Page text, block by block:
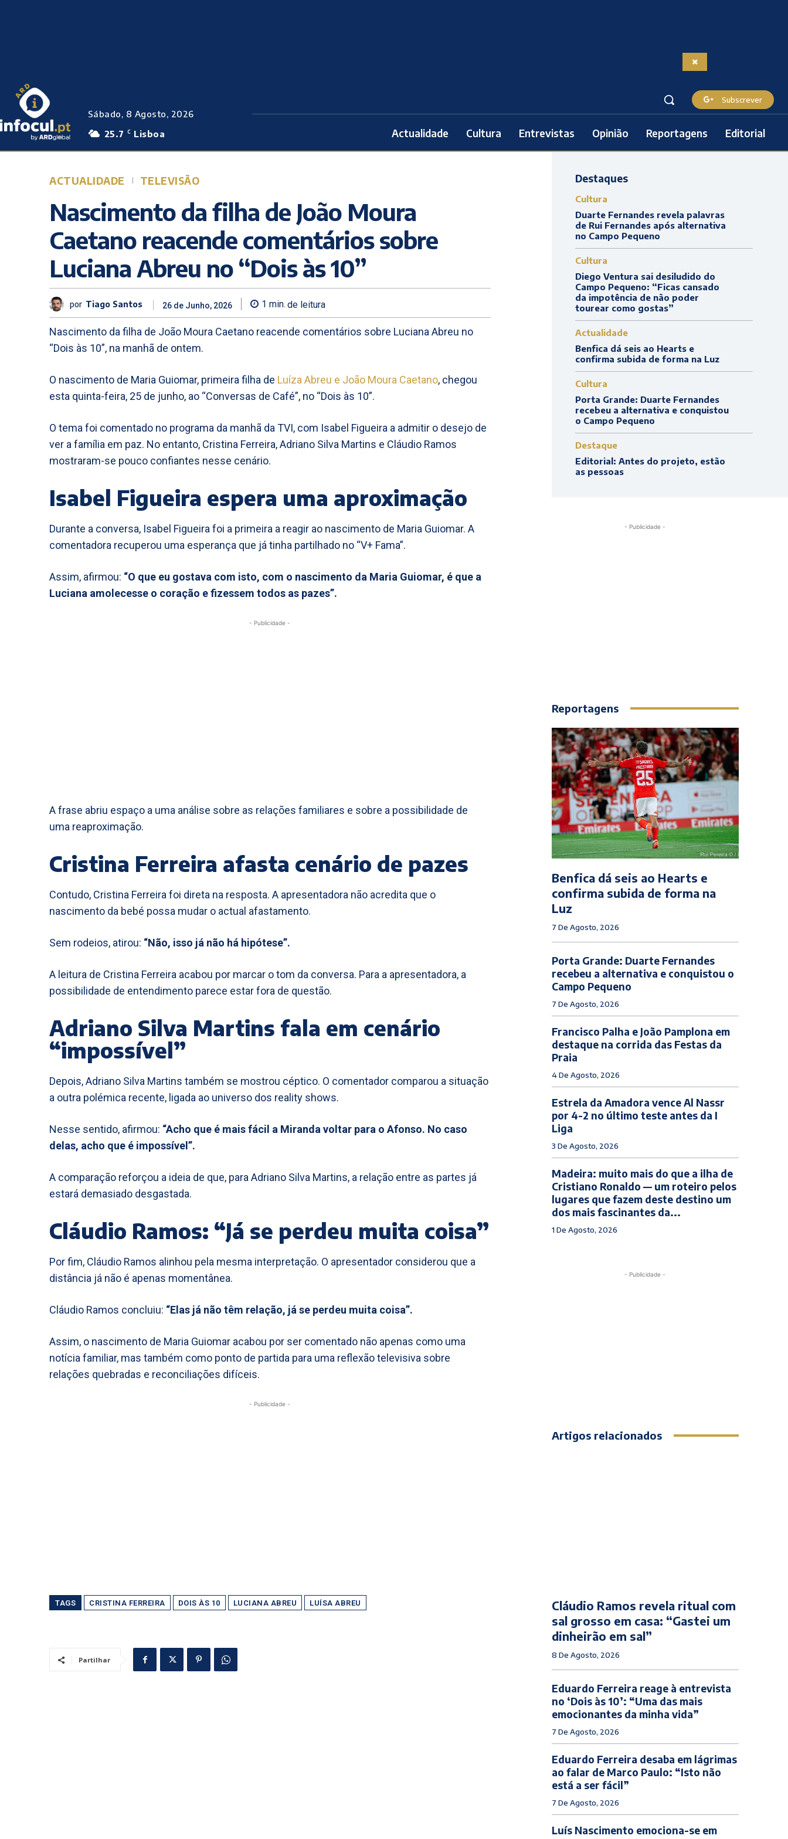
Sábado, 8 Agosto, 2026
25.7
C Lisboa
Subscrever
Actualidade Cultura Entrevistas Opinião Reportagens Editorial
ACTUALIDADE TELEVISÃO
Nascimento da filha de João Moura
Caetano reacende comentários sobre
Luciana Abreu no “Dois às 10”
por Tiago Santos 26 de Junho, 2026 1 min. de leitura
Nascimento da filha de João Moura Caetano reacende comentários sobre Luciana Abreu no
“Dois às 10”, na manhã de ontem.
O nascimento de Maria Guiomar, primeira filha de Luíza Abreu e João Moura Caetano, chegou
esta quinta-feira, 25 de junho, ao “Conversas de Café”, no “Dois às 10”.
O tema foi comentado no programa da manhã da TVI, com Isabel Figueira a admitir o desejo de
ver a família em paz. No entanto, Cristina Ferreira, Adriano Silva Martins e Cláudio Ramos
mostraram-se pouco confiantes nesse cenário.
Isabel Figueira espera uma aproximação
Durante a conversa, Isabel Figueira foi a primeira a reagir ao nascimento de Maria Guiomar. A
comentadora recuperou uma esperança que já tinha partilhado no “V+ Fama”.
Assim, afirmou: “O que eu gostava com isto, com o nascimento da Maria Guiomar, é que a
Luciana amolecesse o coração e fizessem todos as pazes”.
- Publicidade -
A frase abriu espaço a uma análise sobre as relações familiares e sobre a possibilidade de
uma reaproximação.
Cristina Ferreira afasta cenário de pazes
Contudo, Cristina Ferreira foi direta na resposta. A apresentadora não acredita que o
nascimento da bebé possa mudar o actual afastamento.
Sem rodeios, atirou: “Não, isso já não há hipótese”.
A leitura de Cristina Ferreira acabou por marcar o tom da conversa. Para a apresentadora, a
possibilidade de entendimento parece estar fora de questão.
Adriano Silva Martins fala em cenário
“impossível”
Depois, Adriano Silva Martins também se mostrou céptico. O comentador comparou a situação
a outra polémica recente, ligada ao universo dos reality shows.
Nesse sentido, afirmou: “Acho que é mais fácil a Miranda voltar para o Afonso. No caso
delas, acho que é impossível”.
A comparação reforçou a ideia de que, para Adriano Silva Martins, a relação entre as partes já
estará demasiado desgastada.
Cláudio Ramos: “Já se perdeu muita coisa”
Por fim, Cláudio Ramos alinhou pela mesma interpretação. O apresentador considerou que a
distância já não é apenas momentânea.
Cláudio Ramos concluiu: “Elas já não têm relação, já se perdeu muita coisa”.
Assim, o nascimento de Maria Guiomar acabou por ser comentado não apenas como uma
notícia familiar, mas também como ponto de partida para uma reflexão televisiva sobre
relações quebradas e reconciliações difíceis.
- Publicidade -
TAGS CRISTINA FERREIRA DOIS ÀS 10 LUCIANA ABREU LUÍSA ABREU
Partilhar
Destaques
Cultura
Duarte Fernandes revela palavras
de Rui Fernandes após alternativa
no Campo Pequeno
Cultura
Diego Ventura sai desiludido do
Campo Pequeno: “Ficas cansado
da impotência de não poder
tourear como gostas”
Actualidade
Benfica dá seis ao Hearts e
confirma subida de forma na Luz
Cultura
Porta Grande: Duarte Fernandes
recebeu a alternativa e conquistou
o Campo Pequeno
Destaque
Editorial: Antes do projeto, estão
as pessoas
- Publicidade -
Reportagens
Benfica dá seis ao Hearts e
confirma subida de forma na
Luz
7 De Agosto, 2026
Porta Grande: Duarte Fernandes
recebeu a alternativa e conquistou o
Campo Pequeno
7 De Agosto, 2026
Francisco Palha e João Pamplona em
destaque na corrida das Festas da
Praia
4 De Agosto, 2026
Estrela da Amadora vence Al Nassr
por 4-2 no último teste antes da I
Liga
3 De Agosto, 2026
Madeira: muito mais do que a ilha de
Cristiano Ronaldo — um roteiro pelos
lugares que fazem deste destino um
dos mais fascinantes da...
1 De Agosto, 2026
- Publicidade -
Artigos relacionados
Cláudio Ramos revela ritual com
sal grosso em casa: “Gastei um
dinheirão em sal”
8 De Agosto, 2026
Eduardo Ferreira reage à entrevista
no ‘Dois às 10’: “Uma das mais
emocionantes da minha vida”
7 De Agosto, 2026
Eduardo Ferreira desaba em lágrimas
ao falar de Marco Paulo: “Isto não
está a ser fácil”
7 De Agosto, 2026
Luís Nascimento emociona-se em